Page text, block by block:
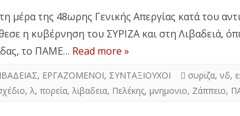
μέρα της 48ωρης Γενικής Απεργίας κατά του
η κυβέρνηση του ΣΥΡΙΖΑ και στη Λιβαδειά,
το ΠΑΜΕ… Read more »
, ΕΡΓΑΖΟΜΕΝΟΙ, ΣΥΝΤΑΞΙΟΥΧΟΙ συριζα, νδ,
, λ, πορεία, λιβαδεια, Πελέκης, μνημονιο, Ζάππειο,